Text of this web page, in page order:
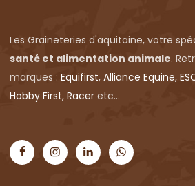
Les Graineteries d'aquitaine, votre
santé et alimentation animale.
marques : Equifirst, Alliance Equine,
Hobby First, Racer etc...